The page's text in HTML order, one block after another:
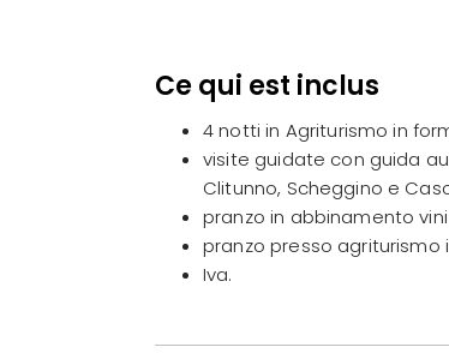
Ce qui est inclus
4 notti in Agriturismo in
visite guidate con guida
Clitunno, Scheggino e
pranzo in abbinamento
pranzo presso agriturismo
Iva.